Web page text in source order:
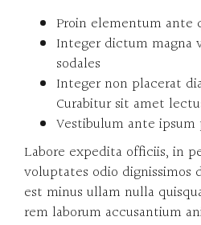
Proin elementum ante
Integer dictum magna
sodales
Integer non placerat
Curabitur sit amet
Vestibulum ante
Labore expedita officiis, in
voluptates odio dignissimos
est minus ullam nulla
rem laborum accusantium